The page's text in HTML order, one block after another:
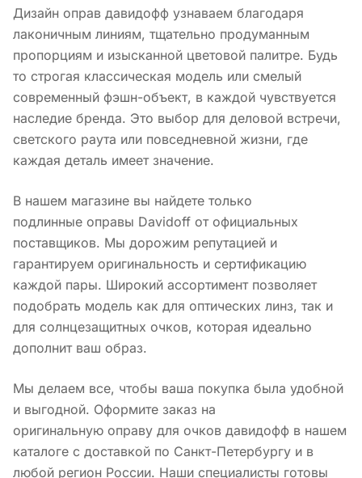
Дизайн оправ давидофф узнаваем благодаря
лаконичным линиям, тщательно продуманным
пропорциям и изысканной цветовой палитре. Будь
то строгая классическая модель или смелый
современный фэшн-объект, в каждой чувствуется
наследие бренда. Это выбор для деловой встречи,
светского раута или повседневной жизни, где
каждая деталь имеет значение.
В нашем магазине вы найдете только
подлинные оправы Davidoff от официальных
поставщиков. Мы дорожим репутацией и
гарантируем оригинальность и сертификацию
каждой пары. Широкий ассортимент позволяет
подобрать модель как для оптических линз, так и
для солнцезащитных очков, которая идеально
дополнит ваш образ.
Мы делаем все, чтобы ваша покупка была удобной
и выгодной. Оформите заказ на
оригинальную оправу для очков давидофф в нашем
каталоге с доставкой по Санкт-Петербургу и в
любой регион России. Наши специалисты готовы